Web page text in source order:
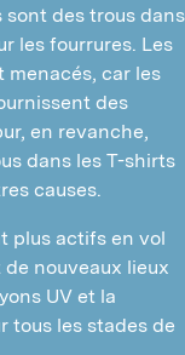
sont des trous dans
les fourrures. Les
car les
des
en revanche,
dans les T-shirts
causes.
plus actifs en vol
nouveaux lieux
UV et la
tous les stades de